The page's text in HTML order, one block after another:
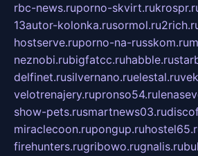
rbc-news.ruporno-skvirt.ru
13autor-kolonka.rusormol.ru
hostserve.ruporno-na-russkom.ru
neznobi.rubigfatcc.ruhabble.ru
delfinet.rusilvernano.ruelestal.ru
velotrenajery.rupronso54.ru
show-pets.rusmartnews03.ru
miraclecoon.rupongup.ru
firehunters.rugribowo.rugnalis.ru